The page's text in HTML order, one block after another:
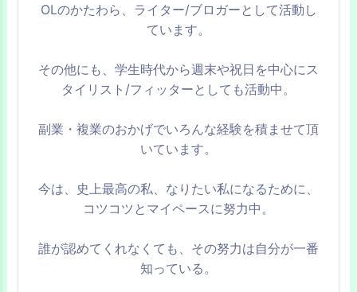
OLのかたわら、ライター/ブロガーとして活動し
ています。
その他にも、学生時代から週末や祝日を中心にス
タイリスト/フィッターとしても活動中。
副業・複業のおかげでいろんな経験を積ませて頂
いています。
今は、史上最高の私、なりたい私になるために、
コツコツとマイペースに努力中。
誰が認めてくれなくても、その努力は自分が一番
知っている。